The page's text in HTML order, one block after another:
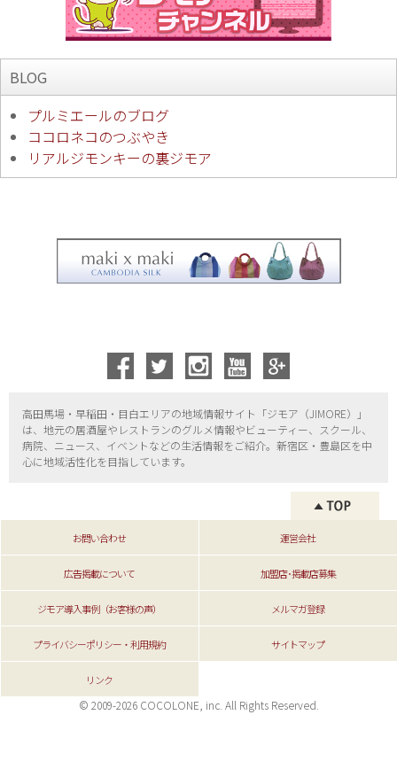
BLOG
プルミエールのブログ
ココロネコのつぶやき
リアルジモンキーの裏ジモア
高田馬場・早稲田・目白エリアの地域情報サイト「ジモア（JIMORE）」
は、地元の居酒屋やレストランのグルメ情報やビューティー、
スクール、
病院、ニュース、イベントなどの生活情報をご紹介。新宿区・ 豊島区を中
心に地域活性化を目指しています。
お問い合わせ 運営会社
広告掲載について 加盟店･掲載店募集
ジモア導入事例（お客様の声） メルマガ登録
プライバシーポリシー・利用規約 サイトマップ
リンク
© 2009-2026 COCOLONE, inc. All Rights Reserved.